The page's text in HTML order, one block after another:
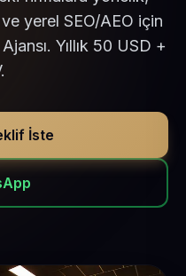
yerel SEO/AEO için
Yıllık 50 USD +
İste